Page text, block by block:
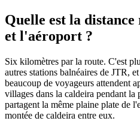
Quelle est la
et l'aéroport ?
Six kilomètres par la route. C'est
autres stations balnéaires de JTR,
beaucoup de voyageurs attendent
villages dans la caldeira pendant
partagent la même plaine plate de
montée de caldeira entre eux.